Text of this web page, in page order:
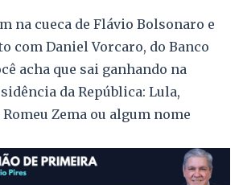
na cueca de Flávio Bolsonaro e
com Daniel Vorcaro, do Banco
acha que sai ganhando na
da República: Lula,
Zema ou algum nome